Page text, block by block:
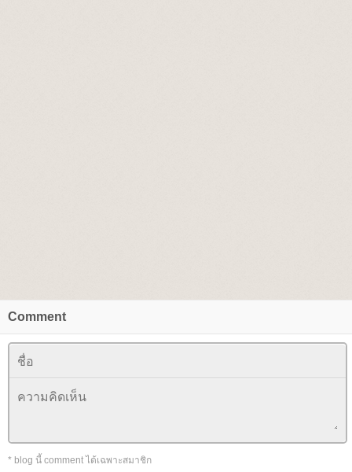
Comment
* blog นี้ comment ได้เฉพาะสมาชิก